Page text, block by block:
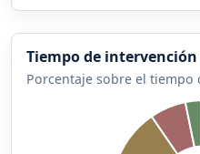
Tiempo de
Porcentaje sobre el tiempo